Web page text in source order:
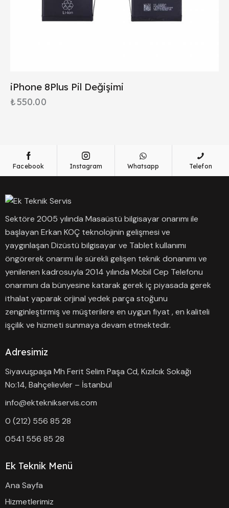
iPhone 8Plus Pil Değişimi
₺550.00
Facebook Instagram Whatsapp Telefon
Sektöre 2005 yılında Masaüstü bilgisayar onarımı ile
başlayan Erkan KOÇ teknolojinin gelişmesi ve
yaygınlaşan Dizüstü bilgisayar ve Tablet kullanımı
öngörerek onarımı ile sürekli gelişen teknik donanımı ve
yenilenen kadrosuyla 2014 yılında Mobil Cep Telefonu
onarımını da bünyesine katarak gerek iç piyasada gerek
ithalat yaparak orjinal yedek parça stoğunu
zenginleştirmiş ve müşterilere en uygun fiyat , en kaliteli
işçilik ve hizmeti sunmaya devam etmektedir.
Adresimiz
Siyavuşpaşa Mh Ferit Selim Paşa Cd, Kızılcık Sokağı
No:14, Bahçelievler – İstanbul
info@ekteknikservis.com
0 (212) 556 85 28
0541 556 85 28
Ek Teknik Menü
Ana Sayfa
Hizmetlerimiz